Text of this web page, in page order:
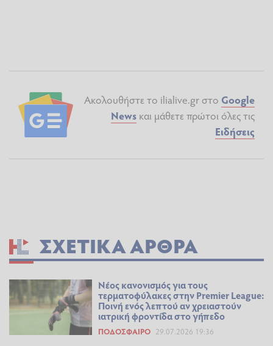
Ακολουθήστε το ilialive.gr στο Google
News και μάθετε πρώτοι όλες τις
Ειδήσεις
ΣΧΕΤΙΚΆ ΆΡΘΡΑ
Νέος κανονισμός για τους
τερματοφύλακες στην Premier League:
Ποινή ενός λεπτού αν χρειαστούν
ιατρική φροντίδα στο γήπεδο
ΠΟΔΌΣΦΑΙΡΟ 29.07.2026 19:36